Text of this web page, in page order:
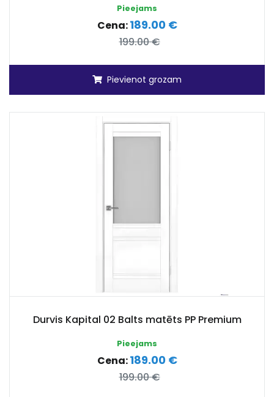
Pieejams
Cena:189.00 €
199.00 €
Pievienot grozam
Durvis Kapital 02 Balts matēts PP Premium
Pieejams
Cena:189.00 €
199.00 €